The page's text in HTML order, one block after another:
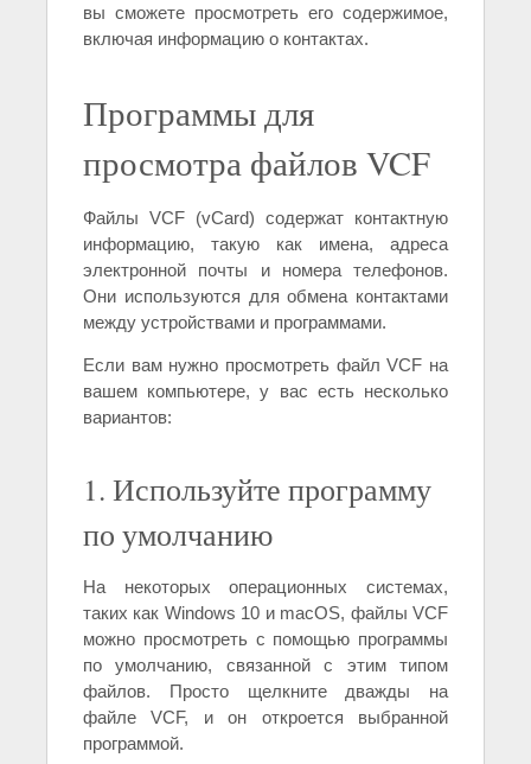
вы сможете просмотреть его содержимое,
включая информацию о контактах.
Программы для
просмотра файлов VCF
Файлы VCF (vCard) содержат контактную
информацию, такую как имена, адреса
электронной почты и номера телефонов.
Они используются для обмена контактами
между устройствами и программами.
Если вам нужно просмотреть файл VCF на
вашем компьютере, у вас есть несколько
вариантов:
1. Используйте программу
по умолчанию
На некоторых операционных системах,
таких как Windows 10 и macOS, файлы VCF
можно просмотреть с помощью программы
по умолчанию, связанной с этим типом
файлов. Просто щелкните дважды на
файле VCF, и он откроется выбранной
программой.